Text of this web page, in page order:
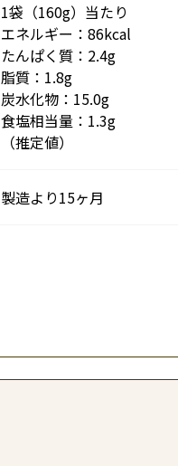
1袋（160g）当たり
エネルギー：86kcal
たんぱく質：2.4g
脂質：1.8g
炭水化物：15.0g
食塩相当量：1.3g
（推定値）
製造より15ヶ月